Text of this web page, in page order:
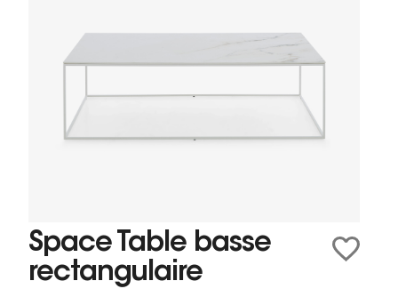
Space Table basse
rectangulaire